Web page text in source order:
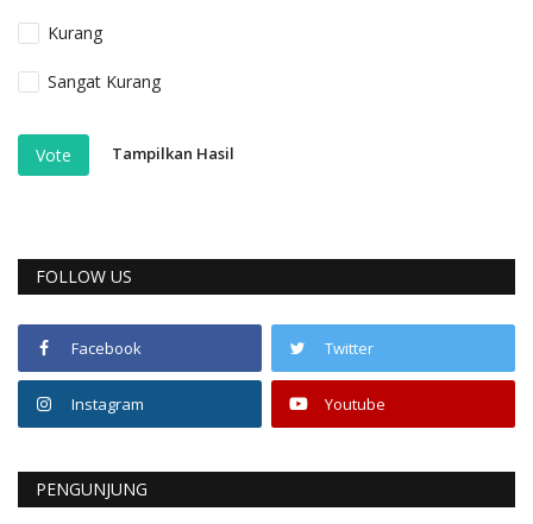
Kurang
Sangat Kurang
Vote Tampilkan Hasil
FOLLOW US
Facebook Twitter
Instagram Youtube
PENGUNJUNG